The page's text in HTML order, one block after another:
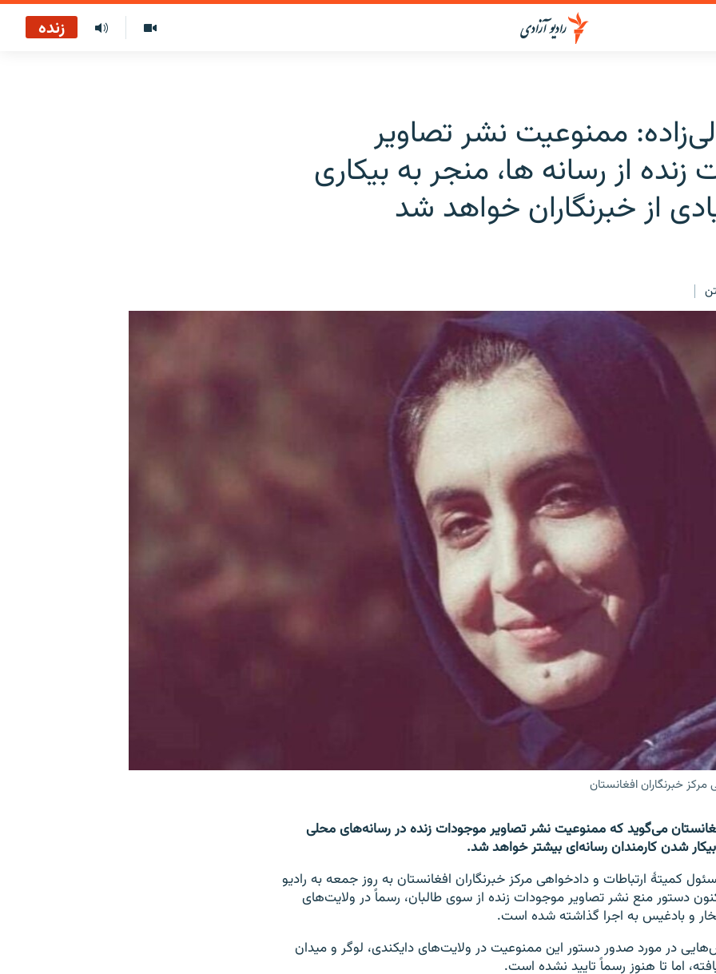
زنده
ممنوعیت نشر تصاویر
از رسانه ها، منجر به بیکاری
از خبرنگاران خواهد شد
خبرنگاران افغانستان
می‌گوید که ممنوعیت نشر تصاویر موجودات زنده در رسانه‌های محلی
شدن کارمندان رسانه‌ای بیشتر خواهد شد.
کمیتۀ ارتباطات و دادخواهی مرکز خبرنگاران افغانستان به روز جمعه به رادیو
دستور منع نشر تصاویر موجودات زنده از سوی طالبان، رسماً در ولایت‌های
و بادغیس به اجرا گذاشته شده است.
در مورد صدور دستور این ممنوعیت در ولایت‌های دایکندی، لوگر و میدان
اما تا هنوز رسماً تایید نشده است.